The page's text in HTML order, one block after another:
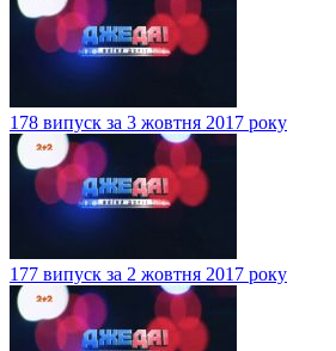
178 випуск за 3 жовтня 2017 року
177 випуск за 2 жовтня 2017 року